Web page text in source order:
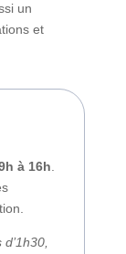
un
et
à 16h